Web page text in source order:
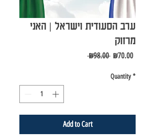
ערב הסעודית וישראל | האני
מרזוק
₪98.00 Regular
₪70.00Sale
Quantity *
Add to Cart